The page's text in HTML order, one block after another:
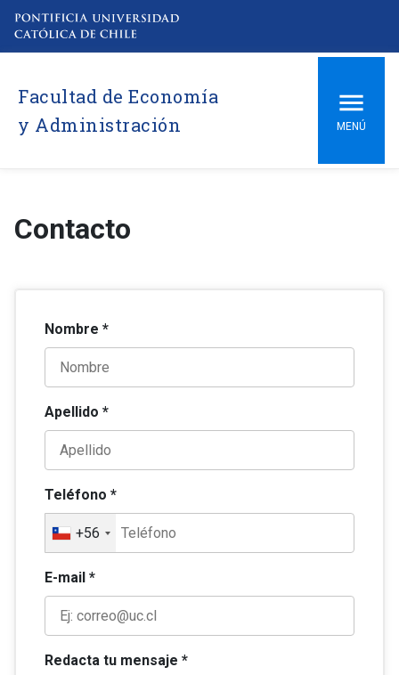
Facultad de Economía
y Administración
MENÚ
Contacto
Nombre *
Apellido *
Teléfono *
+56
E-mail *
Redacta tu mensaje *